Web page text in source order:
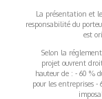
La présentation et
responsabilité du
est
Selon la
projet ouvrent
hauteur de : - 60 %
pour les entreprises